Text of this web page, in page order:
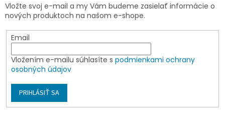
Vložte svoj e-mail a my Vám budeme zasielať informácie o
nových produktoch na našom e-shope.
Email
Vložením e-mailu súhlasíte s podmienkami ochrany
osobných údajov
PRIHLÁSIŤ SA